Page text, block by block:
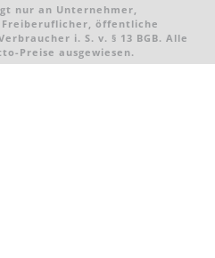
nur an Unternehmer,
öffentliche
i. S. v. § 13 BGB. Alle
Preise ausgewiesen.